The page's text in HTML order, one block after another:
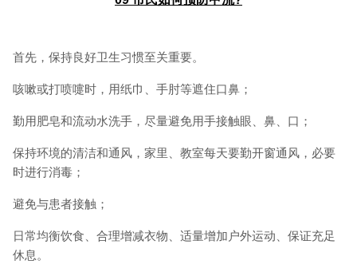
首先，保持良好卫生习惯至关重要。
咳嗽或打喷嚏时，用纸巾、手肘等遮住口鼻；
勤用肥皂和流动水洗手，尽量避免用手接触眼、鼻、口；
保持环境的清洁和通风，家里、教室每天要勤开窗通风，必要
时进行消毒；
避免与患者接触；
日常均衡饮食、合理增减衣物、适量增加户外运动、保证充足
休息。